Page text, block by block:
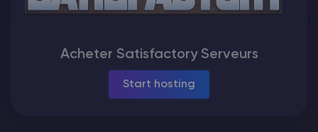
ARK Serveur Hébergement
Acheter Satisfactory Serveurs
Start hosting